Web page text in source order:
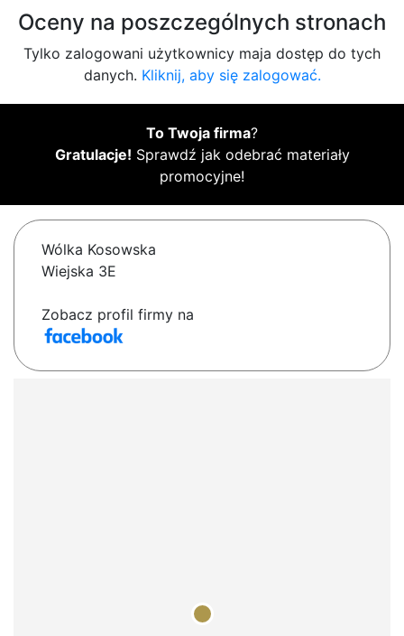
Oceny na poszczególnych stronach
Tylko zalogowani użytkownicy maja dostęp do tych
danych. Kliknij, aby się zalogować.
To Twoja firma?
Gratulacje! Sprawdź jak odebrać materiały
promocyjne!
Wólka Kosowska
Wiejska 3E
Zobacz profil firmy na